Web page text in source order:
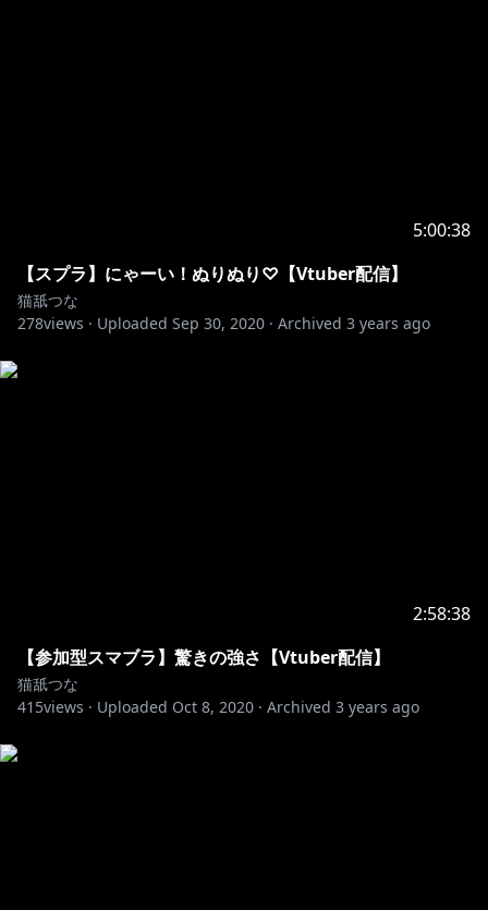
5:00:38
【スプラ】にゃーい！ぬりぬり♡【Vtuber配信】
猫舐つな
278views · Uploaded Sep 30, 2020 · Archived 3 years ago
2:58:38
【参加型スマブラ】驚きの強さ【Vtuber配信】
猫舐つな
415views · Uploaded Oct 8, 2020 · Archived 3 years ago